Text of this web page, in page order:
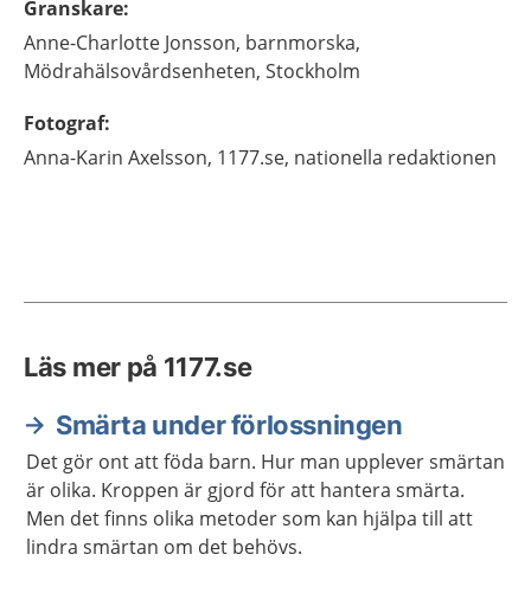
Granskare:
Anne-Charlotte Jonsson, barnmorska,
Mödrahälsovårdsenheten, Stockholm
Fotograf:
Anna-Karin Axelsson, 1177.se, nationella redaktionen
Läs mer på 1177.se
Smärta under förlossningen
Det gör ont att föda barn. Hur man upplever smärtan
är olika. Kroppen är gjord för att hantera smärta.
Men det finns olika metoder som kan hjälpa till att
lindra smärtan om det behövs.